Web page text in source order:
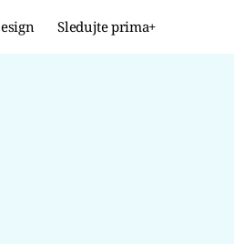
Sledujte prima+